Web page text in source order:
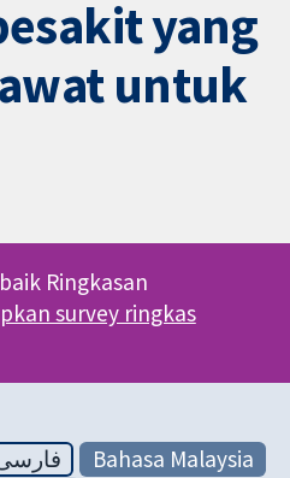
yang
untuk
Ringkasan
survey ringkas
Bahasa Malaysia